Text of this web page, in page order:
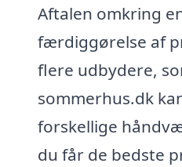
Aftalen omkring
færdiggørelse af
flere udbydere,
sommerhus.dk
forskellige
du får de bedste